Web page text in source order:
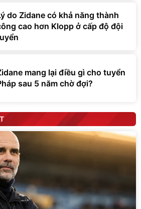
do Zidane có khả năng thành
cao hơn Klopp ở cấp độ đội
mang lại điều gì cho tuyển
sau 5 năm chờ đợi?